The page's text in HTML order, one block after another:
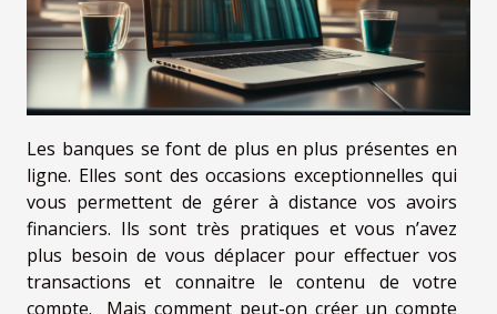
Les banques se font de plus en plus présentes en
ligne. Elles sont des occasions exceptionnelles qui
vous permettent de gérer à distance vos avoirs
financiers. Ils sont très pratiques et vous n’avez
plus besoin de vous déplacer pour effectuer vos
transactions et connaitre le contenu de votre
compte. Mais comment peut-on créer un compte